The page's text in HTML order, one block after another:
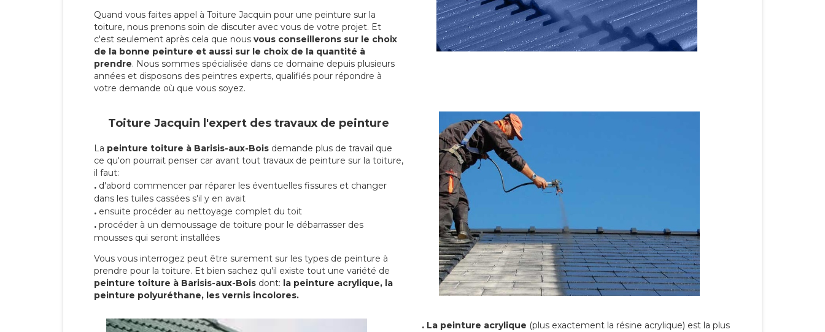
Quand vous faites appel à Toiture Jacquin pour une peinture sur la
toiture, nous prenons soin de discuter avec vous de votre projet. Et
c'est seulement après cela que nous vous conseillerons sur le choix
de la bonne peinture et aussi sur le choix de la quantité à
prendre. Nous sommes spécialisée dans ce domaine depuis plusieurs
années et disposons des peintres experts, qualifiés pour répondre à
votre demande où que vous soyez.
Toiture Jacquin l'expert des travaux de peinture
La peinture toiture à Barisis-aux-Bois demande plus de travail que
ce qu'on pourrait penser car avant tout travaux de peinture sur la toiture,
il faut:
. d'abord commencer par réparer les éventuelles fissures et changer
dans les tuiles cassées s'il y en avait
. ensuite procéder au nettoyage complet du toit
. procéder à un demoussage de toiture pour le débarrasser des
mousses qui seront installées
Vous vous interrogez peut être surement sur les types de peinture à
prendre pour la toiture. Et bien sachez qu'il existe tout une variété de
peinture toiture à Barisis-aux-Bois dont: la peinture acrylique, la
peinture polyuréthane, les vernis incolores.
. La peinture acrylique (plus exactement la résine acrylique) est la plus